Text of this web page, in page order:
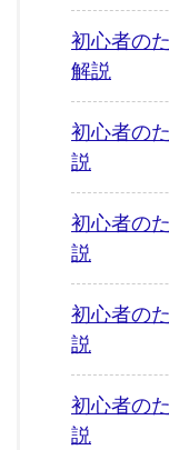
初心者の
解説
初心者の
説
初心者の
説
初心者の
説
初心者の
説